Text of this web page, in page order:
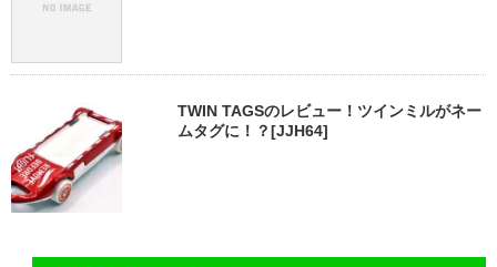
TWIN TAGSのレビュー！ツインミルがネー
ムタグに！？[JJH64]